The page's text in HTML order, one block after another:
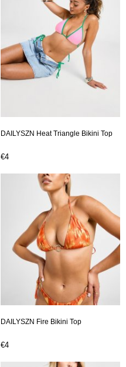
DAILYSZN Heat Triangle Bikini Top
€4
DAILYSZN Fire Bikini Top
€4